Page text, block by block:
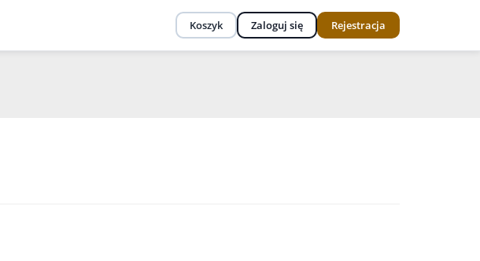
Koszyk Zaloguj się Rejestracja